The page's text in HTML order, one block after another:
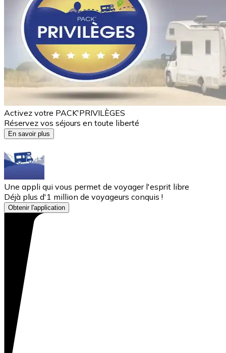
Activez votre PACK'PRIVILÈGES
Réservez vos séjours en toute liberté
En savoir plus
Une appli qui vous permet de voyager l'esprit libre
Déjà plus d'1 million de voyageurs conquis !
Obtenir l'application